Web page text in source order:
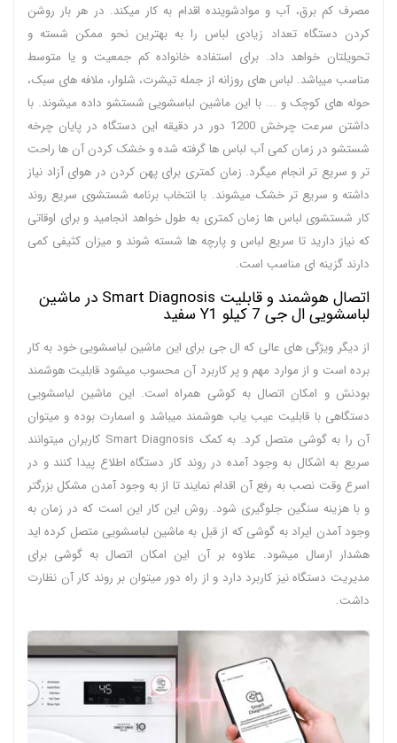
مصرف کم برق، آب و موادشوینده اقدام به کار میکند. در هر بار روشن
کردن دستگاه تعداد زیادی لباس را به بهترین نحو ممکن شسته و
تحویلتان خواهد داد. برای استفاده خانواده کم جمعیت و یا متوسط
مناسب میباشد. لباس های روزانه از جمله تیشرت، شلوار، ملافه های سبک،
حوله های کوچک و ... با این ماشین لباسشویی شستشو داده میشوند. با
داشتن سرعت چرخش 1200 دور در دقیقه این دستگاه در پایان چرخه
شستشو در زمان کمی آب لباس ها گرفته شده و خشک کردن آن ها راحت
تر و سریع تر انجام میگرد. زمان کمتری برای پهن کردن در هوای آزاد نیاز
داشته و سریع تر خشک میشوند. با انتخاب برنامه شستشوی سریع روند
کار شستشوی لباس ها زمان کمتری به طول خواهد انجامید و برای اوقاتی
که نیاز دارید تا سریع لباس و پارچه ها شسته شوند و میزان کثیفی کمی
دارند گزینه ای مناسب است.
اتصال هوشمند و قابلیت Smart Diagnosis در ماشین
لباسشویی ال جی 7 کیلو Y1 سفید
از دیگر ویژگی های عالی که ال جی برای این ماشین لباسشویی خود به کار
برده است و از موارد مهم و پر کاربرد آن محسوب میشود قابلیت هوشمند
بودنش و امکان اتصال به کوشی همراه است. این ماشین لباسشویی
دستگاهی با قابلیت عیب یاب هوشمند میباشد و اسمارت بوده و میتوان
آن را به گوشی متصل کرد. به کمک Smart Diagnosis کاربران میتوانند
سریع به اشکال به وجود آمده در روند کار دستگاه اطلاع پیدا کنند و در
اسرع وقت نصب به رفع آن اقدام نمایند تا از به وجود آمدن مشکل بزرگتر
و با هزینه سنگین جلوگیری شود. روش این کار این است که در زمان به
وجود آمدن ایراد به گوشی که از قبل به ماشین لباسشویی متصل کرده اید
هشدار ارسال میشود. علاوه بر آن این امکان اتصال به گوشی برای
مدیریت دستگاه نیز کاربرد دارد و از راه دور میتوان بر روند کار آن نظارت
داشت.